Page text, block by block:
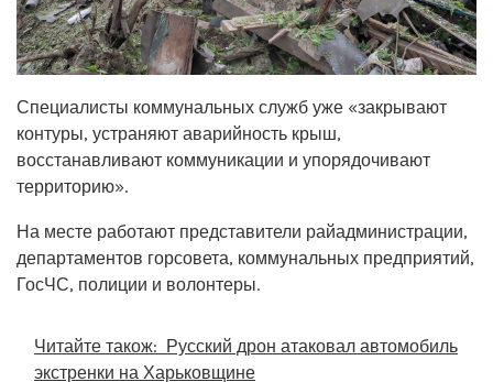
Специалисты коммунальных служб уже «закрывают
контуры, устраняют аварийность крыш,
восстанавливают коммуникации и упорядочивают
территорию».
На месте работают представители райадминистрации,
департаментов горсовета, коммунальных предприятий,
ГосЧС, полиции и волонтеры.
Читайте також: Русский дрон атаковал автомобиль
экстренки на Харьковщине